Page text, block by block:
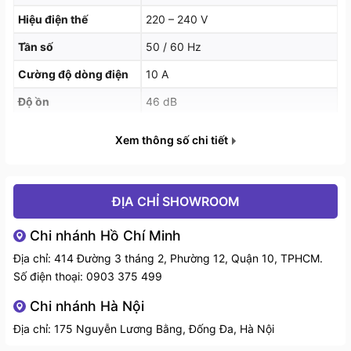
vân tay tăng sự thẩm mỹ sang trọng , chống trầy
Bảng điều khiển xoay cơ kết hợp phím bấm điện tử
Chức năng an toàn :
Động cơ Eco Silence Drive : Động cơ không chổi than
được sáng tạo và phát triển bởi Bosch có khả năng
vận hành vô cùng nhẹ và êm, nhanh hơn hẳn, hoạt
động bền bỉ hơn, khả năng tiêu thụ năng lượng hiệu
quả hơn và khỏe hơn mọi thế hệ đã sử dụng trước đó
Hiệu điện thế 220 – 240 V
Tần số 50 / 60 Hz
Cường độ dòng điện 10 A
Độ ồn 46 dB
Xem thông số chi tiết
ĐỊA CHỈ SHOWROOM
Chi nhánh Hồ Chí Minh
Địa chỉ: 414 Đường 3 tháng 2, Phường 12, Quận 10, TPHCM.
Số điện thoại: 0903 375 499
Chi nhánh Hà Nội
Địa chỉ: 175 Nguyễn Lương Bằng, Đống Đa, Hà Nội